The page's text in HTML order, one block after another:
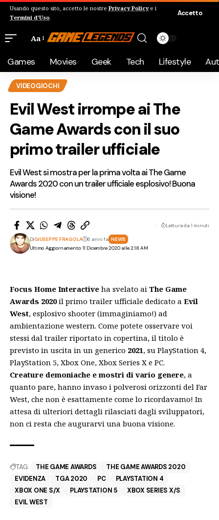
Usando questo sito, accetto le nostre Privacy Policye i
Termini d'Uso.
Accetto
Aa
Games Movies Geek Tech Lifestyle
VIDEOGIOCHI
Evil West irrompe ai The
Game Awards con il suo
primo trailer ufficiale
Evil West si mostra per la prima volta ai The Game
Awards 2020 con un trailer ufficiale esplosivo! Buona
visione!
Ultimo Aggiornamento: 11 Dicembre 2020 alle 2:18 AM
DiGIUSEPPE FRAGOLA 6 anni fa NEWS
Lettura da 1 minuti
Focus Home Interactive ha svelato ai The Game
Awards 2020il primo trailer ufficiale dedicato a Evil
West, esplosivo shooter (immaginiamo!) ad
ambientazione western. Come potete osservare voi
stessi dal trailer riportato in copertina, il titolo è
previsto in uscita in un generico 2021, su PlayStation 4,
PlayStation 5, Xbox One, Xbox Series X e PC.
Creature demoniache e mostri di vario genere, a
quanto pare, hanno invaso i polverosi orizzonti del Far
West, che non è esattamente come lo ricordavamo! In
attesa di ulteriori dettagli rilasciati dagli sviluppatori,
non ci resta che augurarvi una buona visione.
TAG: THE GAME AWARDS
THE GAME AWARDS 2020
EVIDENZA
TGA 2020 PC
PLAYSTATION 4
XBOX ONE S/X
PLAYSTATION 5
XBOX SERIES X/S
EVIL WEST